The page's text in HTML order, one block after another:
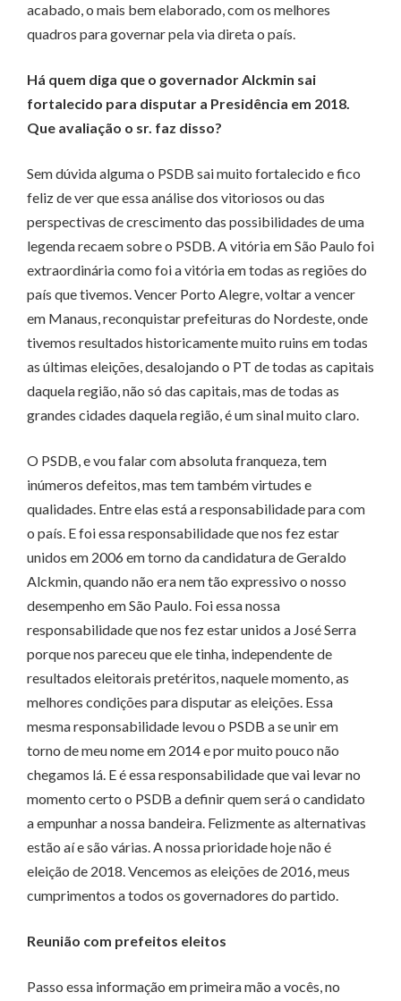
acabado, o mais bem elaborado, com os melhores
quadros para governar pela via direta o país.
Há quem diga que o governador Alckmin sai
fortalecido para disputar a Presidência em 2018.
Que avaliação o sr. faz disso?
Sem dúvida alguma o PSDB sai muito fortalecido e fico
feliz de ver que essa análise dos vitoriosos ou das
perspectivas de crescimento das possibilidades de uma
legenda recaem sobre o PSDB. A vitória em São Paulo foi
extraordinária como foi a vitória em todas as regiões do
país que tivemos. Vencer Porto Alegre, voltar a vencer
em Manaus, reconquistar prefeituras do Nordeste, onde
tivemos resultados historicamente muito ruins em todas
as últimas eleições, desalojando o PT de todas as capitais
daquela região, não só das capitais, mas de todas as
grandes cidades daquela região, é um sinal muito claro.
O PSDB, e vou falar com absoluta franqueza, tem
inúmeros defeitos, mas tem também virtudes e
qualidades. Entre elas está a responsabilidade para com
o país. E foi essa responsabilidade que nos fez estar
unidos em 2006 em torno da candidatura de Geraldo
Alckmin, quando não era nem tão expressivo o nosso
desempenho em São Paulo. Foi essa nossa
responsabilidade que nos fez estar unidos a José Serra
porque nos pareceu que ele tinha, independente de
resultados eleitorais pretéritos, naquele momento, as
melhores condições para disputar as eleições. Essa
mesma responsabilidade levou o PSDB a se unir em
torno de meu nome em 2014 e por muito pouco não
chegamos lá. E é essa responsabilidade que vai levar no
momento certo o PSDB a definir quem será o candidato
a empunhar a nossa bandeira. Felizmente as alternativas
estão aí e são várias. A nossa prioridade hoje não é
eleição de 2018. Vencemos as eleições de 2016, meus
cumprimentos a todos os governadores do partido.
Reunião com prefeitos eleitos
Passo essa informação em primeira mão a vocês, no